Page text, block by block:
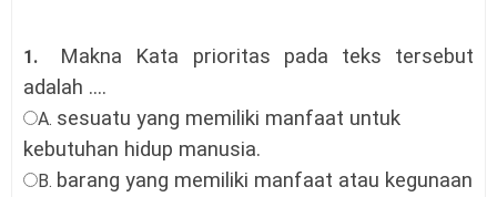
1.
Makna Kata prioritas pada teks tersebut
adalah ....
A. sesuatu yang memiliki manfaat untuk
kebutuhan hidup manusia.
B. barang yang memiliki manfaat atau kegunaan